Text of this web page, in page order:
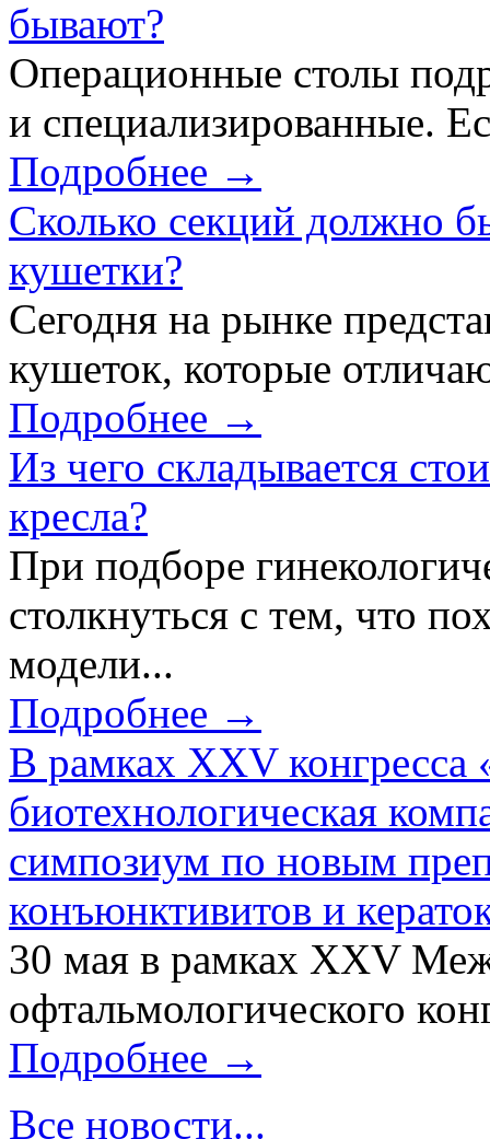
бывают?
Операционные столы
и специализированные.
Подробнее →
Сколько секций должно
кушетки?
Сегодня на рынке
кушеток, которые
Подробнее →
Из чего складывается
кресла?
При подборе
столкнуться с тем, что
модели...
Подробнее →
В рамках XXV конгресса
биотехнологическая
симпозиум по новым
конъюнктивитов и
30 мая в рамках XXV
офтальмологического
Подробнее →
Все новости...